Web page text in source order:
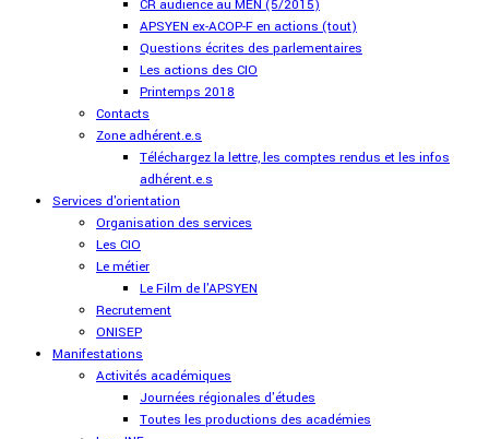
CR audience au MEN (5/2015)
APSYEN ex-ACOP-F en actions (tout)
Questions écrites des parlementaires
Les actions des CIO
Printemps 2018
Contacts
Zone adhérent.e.s
Téléchargez la lettre, les comptes rendus et les infos
adhérent.e.s
Services d'orientation
Organisation des services
Les CIO
Le métier
Le Film de l'APSYEN
Recrutement
ONISEP
Manifestations
Activités académiques
Journées régionales d'études
Toutes les productions des académies